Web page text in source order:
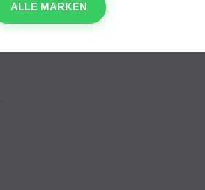
ALLE MARKEN